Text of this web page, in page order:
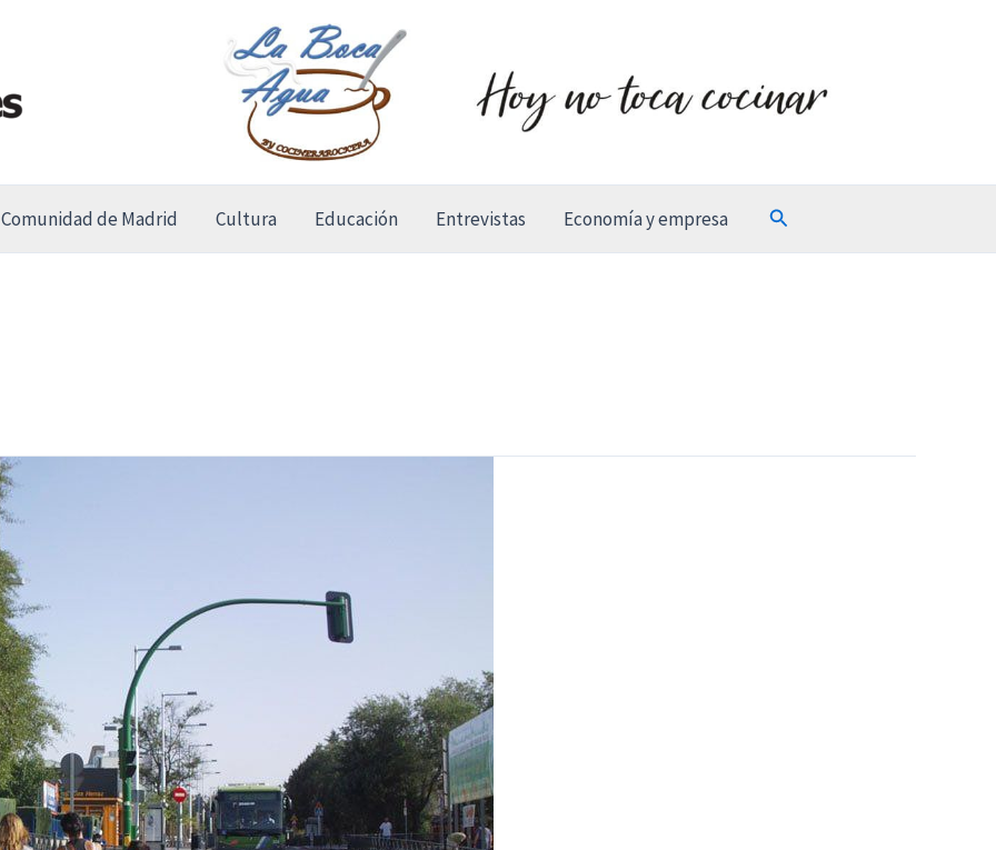
Comunidad de Madrid Cultura Educación Entrevistas Economía y empresa Buscar